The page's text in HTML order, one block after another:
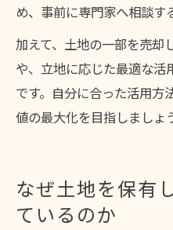
め、事前に専門家へ相談す
加えて、土地の一部を売却
や、立地に応じた最適な
です。自分に合った活用方
値の最大化を目指しましょ
なぜ土地を保有
ているのか